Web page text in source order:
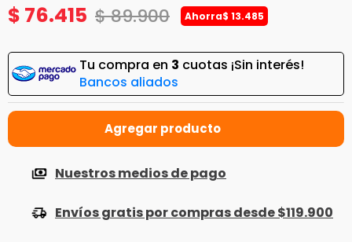
$ 76.415 $89.900 Ahorra$ 13.485
Tu compra en 3 cuotas ¡Sin interés!
Bancos aliados
Nuestros medios de pago
Envíos gratis por compras desde $119.900